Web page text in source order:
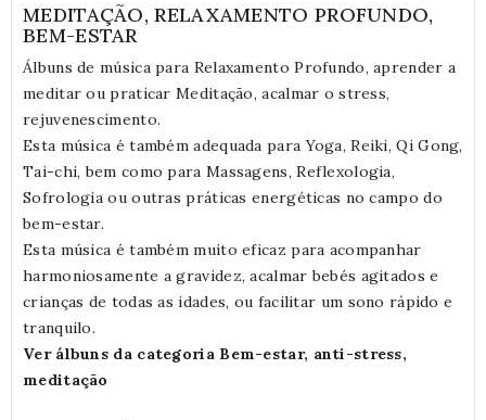
MEDITAÇÃO, RELAXAMENTO PROFUNDO,
BEM-ESTAR
Álbuns de música para Relaxamento Profundo, aprender a
meditar ou praticar Meditação, acalmar o stress,
rejuvenescimento.
Esta música é também adequada para Yoga, Reiki, Qi Gong,
Tai-chi, bem como para Massagens, Reflexologia,
Sofrologia ou outras práticas energéticas no campo do
bem-estar.
Esta música é também muito eficaz para acompanhar
harmoniosamente a gravidez, acalmar bebés agitados e
crianças de todas as idades, ou facilitar um sono rápido e
tranquilo.
Ver álbuns da categoria Bem-estar, anti-stress,
meditação